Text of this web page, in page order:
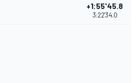
+1:55'45.8
3:22'34.0